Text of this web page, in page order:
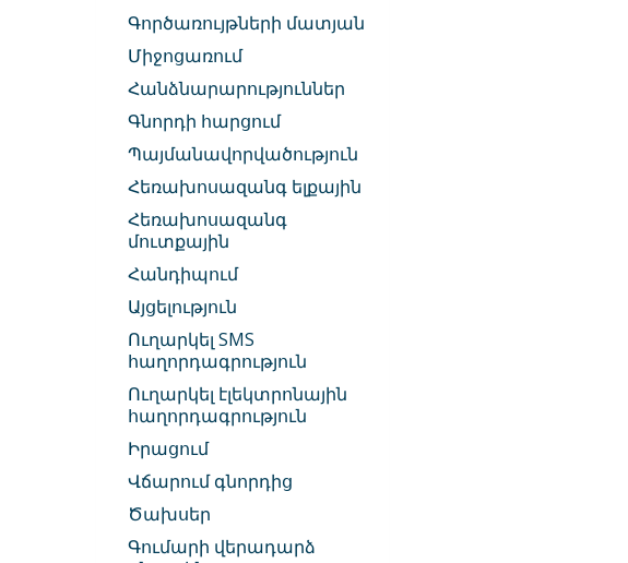
Գործառույթների մատյան
Միջոցառում
Հանձնարարություններ
Գնորդի հարցում
Պայմանավորվածություն
Հեռախոսազանգ ելքային
Հեռախոսազանգ
մուտքային
Հանդիպում
Այցելություն
Ուղարկել SMS
հաղորդագրություն
Ուղարկել էլեկտրոնային
հաղորդագրություն
Իրացում
Վճարում գնորդից
Ծախսեր
Գումարի վերադարձ